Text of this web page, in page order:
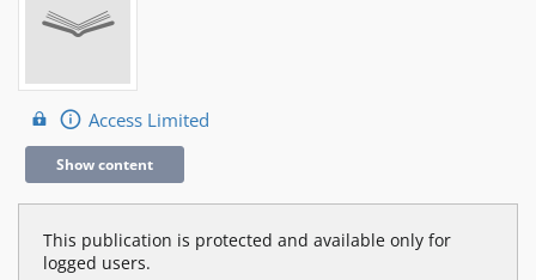
Access Limited
Show content
This publication is protected and available only for
logged users.